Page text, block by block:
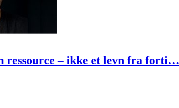
ressource – ikke et levn fra forti…